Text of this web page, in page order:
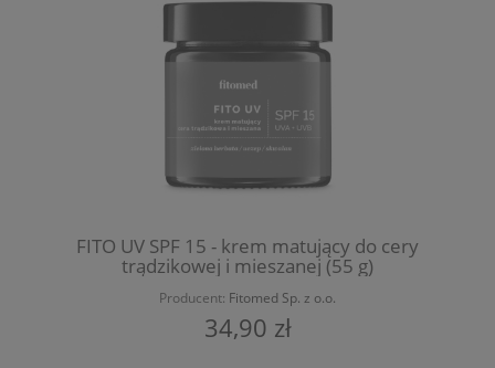
FITO UV SPF 15 - krem matujący do cery
trądzikowej i mieszanej (55 g)
Producent: Fitomed Sp. z o.o.
34,90 zł